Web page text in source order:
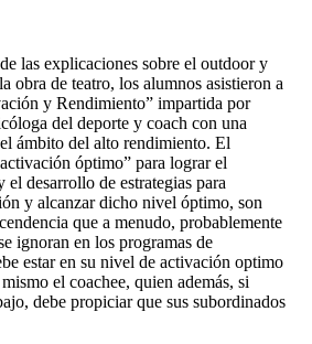
las explicaciones sobre el outdoor y
obra de teatro, los alumnos asistieron a
y Rendimiento” impartida por
del deporte y coach con una
ámbito del alto rendimiento. El
óptimo” para lograr el
desarrollo de estrategias para
y alcanzar dicho nivel óptimo, son
que a menudo, probablemente
ignoran en los programas de
estar en su nivel de activación optimo
el coachee, quien además, si
debe propiciar que sus subordinados